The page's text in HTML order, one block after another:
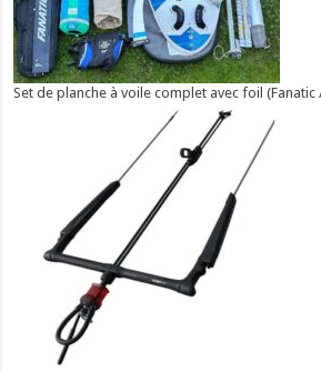
Set de planche à voile complet avec foil (Fanatic